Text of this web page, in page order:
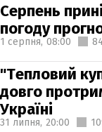
Серпень
погоду
1 серпня, 08:00
"Тепловий
довго
Україні
31 липня, 20:00